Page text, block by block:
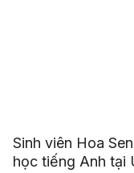
Sinh viên Hoa
học tiếng Anh tại